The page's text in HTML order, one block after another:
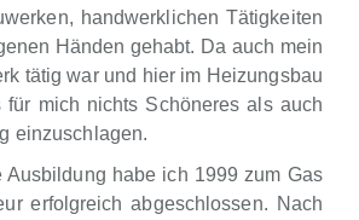
handwerklichen Tätigkeiten
Händen gehabt. Da auch mein
tätig war und hier im Heizungsbau
für mich nichts Schöneres als auch
einzuschlagen.
Ausbildung habe ich 1999 zum Gas
erfolgreich abgeschlossen. Nach